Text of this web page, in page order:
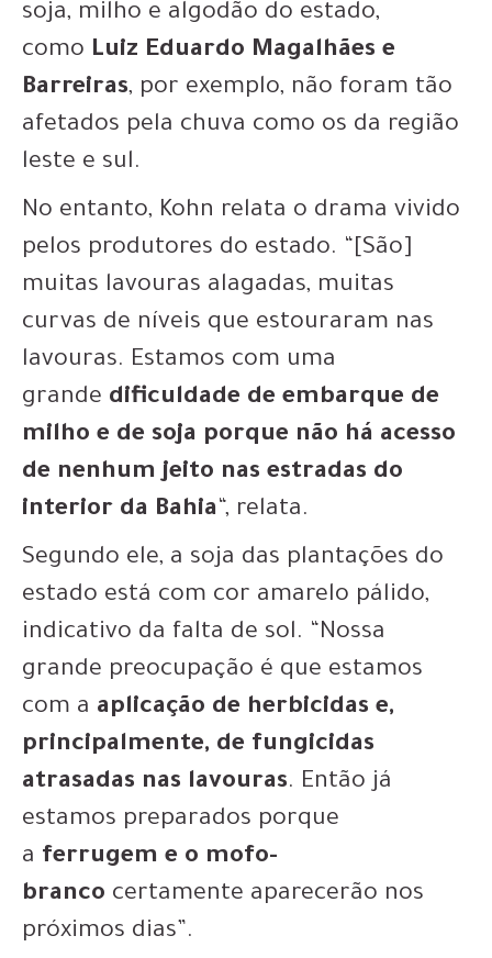
soja, milho e algodão do estado,
como Luiz Eduardo Magalhães e
Barreiras, por exemplo, não foram tão
afetados pela chuva como os da região
leste e sul.
No entanto, Kohn relata o drama vivido
pelos produtores do estado. “[São]
muitas lavouras alagadas, muitas
curvas de níveis que estouraram nas
lavouras. Estamos com uma
grande dificuldade de embarque de
milho e de soja porque não há acesso
de nenhum jeito nas estradas do
interior da Bahia“, relata.
Segundo ele, a soja das plantações do
estado está com cor amarelo pálido,
indicativo da falta de sol. “Nossa
grande preocupação é que estamos
com a aplicação de herbicidas e,
principalmente, de fungicidas
atrasadas nas lavouras. Então já
estamos preparados porque
a ferrugem e o mofo-
branco certamente aparecerão nos
próximos dias”.